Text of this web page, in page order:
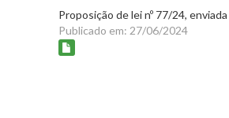
Proposição de lei nº 77/24,
Publicado em: 27/06/2024